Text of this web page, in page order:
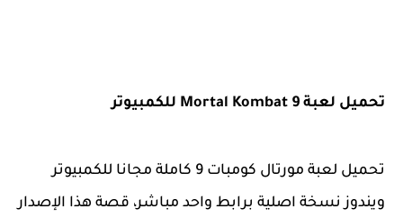
تحميل لعبة Mortal Kombat 9 للكمبيوتر
تحميل لعبة مورتال كومبات 9 كاملة مجانا للكمبيوتر
ويندوز نسخة اصلية برابط واحد مباشر، قصة هذا الإصدار